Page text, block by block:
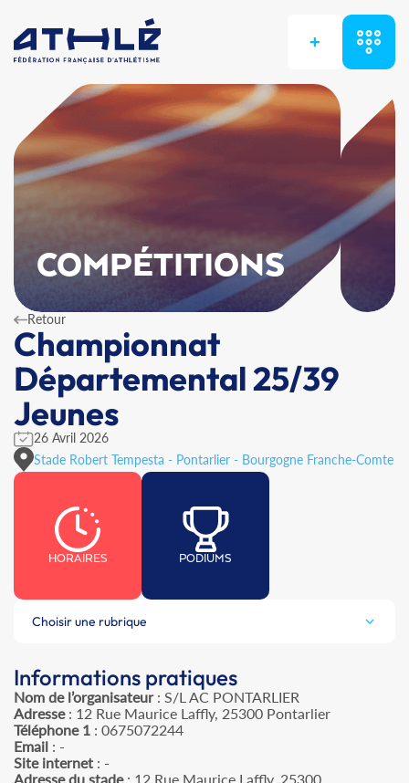
+
COMPÉTITIONS
Retour
Championnat
Départemental 25/39
Jeunes
26 Avril 2026
Stade Robert Tempesta - Pontarlier - Bourgogne Franche-Comte
HORAIRES PODIUMS
Choisir une rubrique
Informations pratiques
Nom de l’organisateur: S/L AC PONTARLIER
Adresse: 12 Rue Maurice Laffly, 25300 Pontarlier
Téléphone 1 : 0675072244
Email : -
Site internet : -
Adresse du stade: 12 Rue Maurice Laffly, 25300